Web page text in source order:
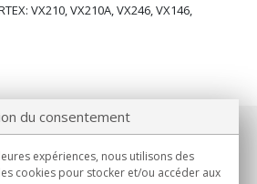
VX210, VX210A, VX246, VX146,
du consentement
expériences, nous utilisons des
cookies pour stocker et/ou accéder aux